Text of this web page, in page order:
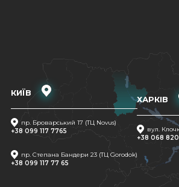
КИЇВ
пр. Броварський 17 (ТЦ Novus)
+38 099 117 7765
пр. Степана Бандери 23 (ТЦ Gorodok)
+38 099 117 77 65
ХАРКІВ
вул.
+38 068